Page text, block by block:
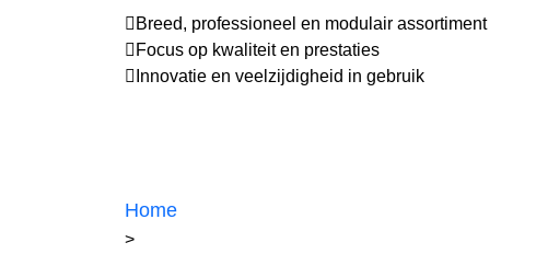
Breed, professioneel en modulair assortiment
Focus op kwaliteit en prestaties
Innovatie en veelzijdigheid in gebruik
Home
>